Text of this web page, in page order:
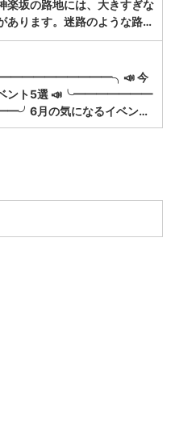
楽坂の路地には、大きすぎな
あります。迷路のような路…
今
ベント5選 📣╰━━━━━━━
月の気になるイベン…